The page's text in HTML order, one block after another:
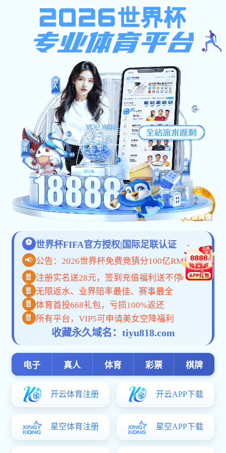
金沙国际手机
app概况
教学园地
网站首页>公告通知 > 正文
金沙国际手机app:计算机专业本科生
作者： 发布人： 发
金沙
金沙国际手机app-中国检验认证集团辽宁有限公司